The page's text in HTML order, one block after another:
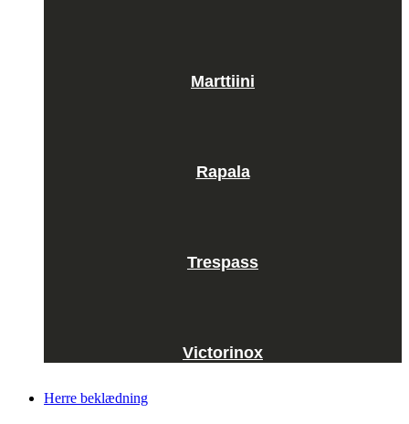
Marttiini
Rapala
Trespass
Victorinox
Herre beklædning